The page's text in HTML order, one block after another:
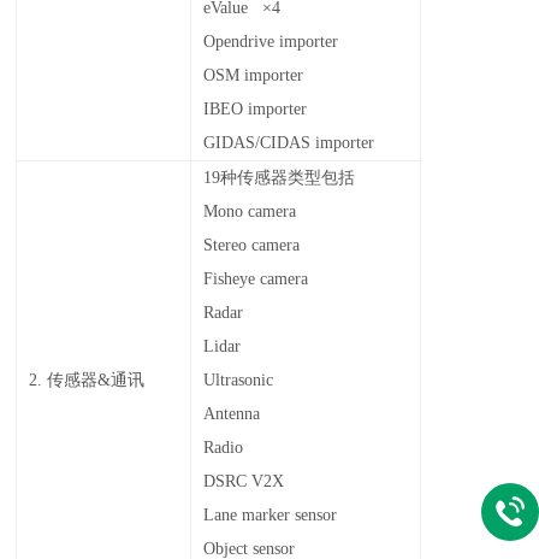
eValue ×4
Opendrive importer
OSM importer
IBEO importer
GIDAS/CIDAS importer
2.传感器&通讯
19种传感器类型包括
Mono camera
Stereo camera
Fisheye camera
Radar
Lidar
Ultrasonic
Antenna
Radio
DSRC V2X
Lane marker sensor
Object sensor